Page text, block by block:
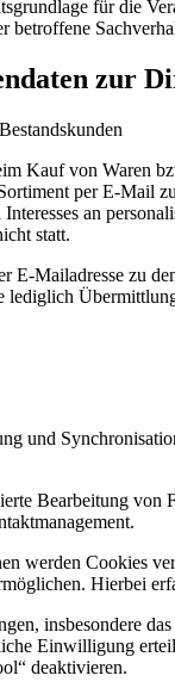
für die
betroffene
zur
Kauf von Waren
per E-
Interesses an
statt.
E-Mailadresse zu
und
Bearbeitung von
werden Cookies
Hierbei
insbesondere
Einwilligung
deaktivieren.